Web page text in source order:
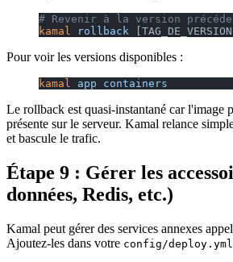
# Revenir à la version
kamal
rollback [TAG_DE_VERSION]
Pour voir les versions disponibles :
kamal app containers
Le rollback est quasi-instantané car l'image
présente sur le serveur. Kamal relance
et bascule le trafic.
Étape 9 : Gérer les
données, Redis, etc.)
Kamal peut gérer des services annexes
Ajoutez-les dans votre config/deploy.yml